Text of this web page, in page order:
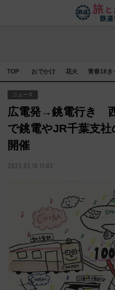
TOP おでかけ 花火 青春18き
ニュース
広電発→銚電行き
で銚電やJR千葉支
開催
2023.03.16 11:03